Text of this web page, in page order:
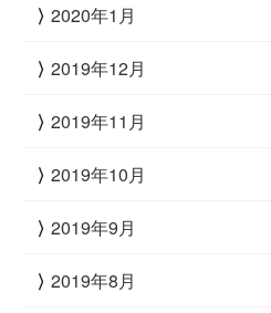
2020年1月
2019年12月
2019年11月
2019年10月
2019年9月
2019年8月